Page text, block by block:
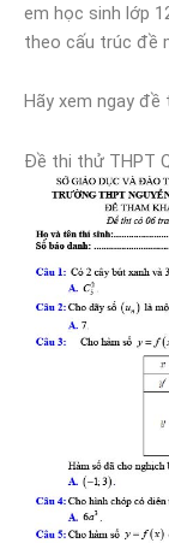
em học sinh lớp
theo cấu trúc đề
Hãy xem ngay đề
Đề thi thử THPT